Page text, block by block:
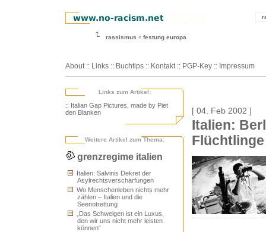
rassismus festung europa
About :: Links :: Buchtips :: Kontakt :: PGP-Key :: Impressum
Links zum Artikel:
:: Italian Gap Pictures, made by Piet
den Blanken
Weitere Artikel zum Thema:
grenzregime italien
Italien: Salvinis Dekret der
Asylrechtsverschärfungen
Wo Menschenleben nichts mehr
zählen – Italien und die
Seenotrettung
„Das Schweigen ist ein Luxus,
den wir uns nicht mehr leisten
können“
[ 04. Feb 2002 ]
Italien: